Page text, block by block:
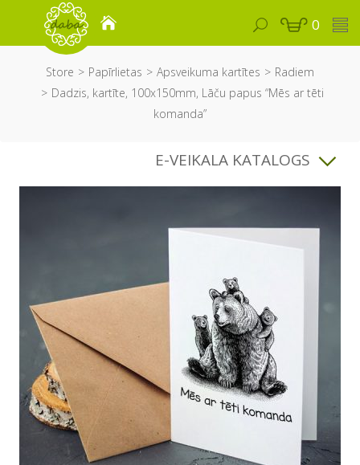
0
Store Papīrlietas Apsveikuma kartītes
Radiem
Dadzis, kartīte, 100x150mm, Lāču papus “Mēs ar tēti
komanda”
E-VEIKALA KATALOGS